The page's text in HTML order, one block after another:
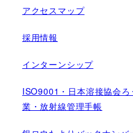
アクセスマップ
採用情報
インターンシップ
ISO9001・日本溶接協会
業・放射線管理手帳